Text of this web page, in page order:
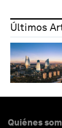
Últimos
Quiénes